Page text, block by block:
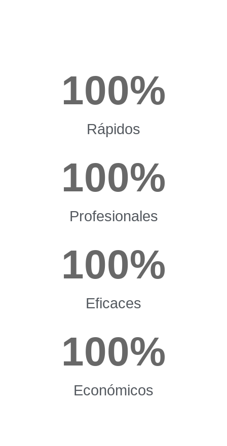
Rápidos
100%
Profesionales
100%
Eficaces
100%
Económicos
100%